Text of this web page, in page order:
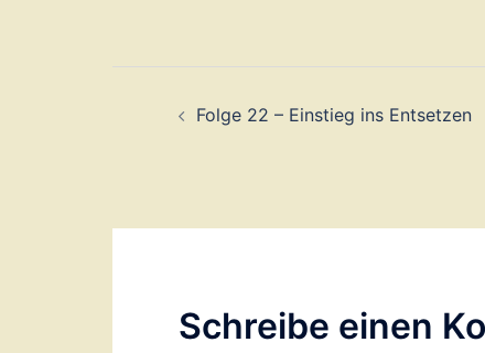
Folge 22 – Einstieg ins Entsetzen
Schreibe einen